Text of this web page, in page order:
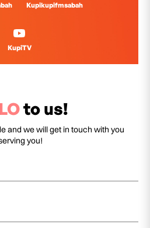
Kupikupifmsabah
KupiTV
to us!
and we will get in touch with you
you!